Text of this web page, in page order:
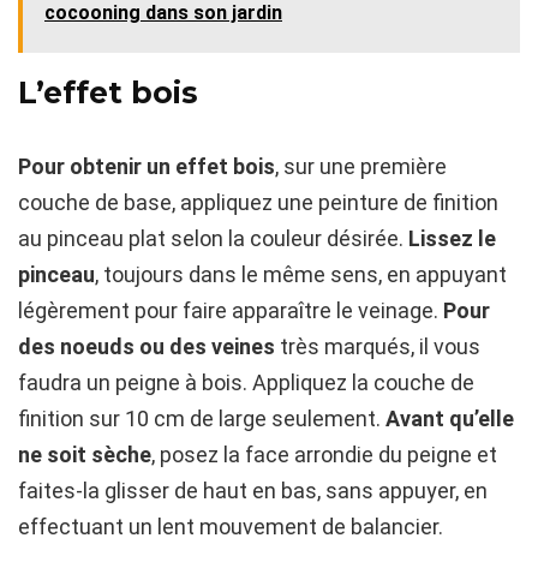
cocooning dans son jardin
L’effet bois
Pour obtenir un effet bois, sur une première
couche de base, appliquez une peinture de finition
au pinceau plat selon la couleur désirée. Lissez le
pinceau, toujours dans le même sens, en appuyant
légèrement pour faire apparaître le veinage. Pour
des noeuds ou des veines très marqués, il vous
faudra un peigne à bois. Appliquez la couche de
finition sur 10 cm de large seulement. Avant qu’elle
ne soit sèche, posez la face arrondie du peigne et
faites-la glisser de haut en bas, sans appuyer, en
effectuant un lent mouvement de balancier.